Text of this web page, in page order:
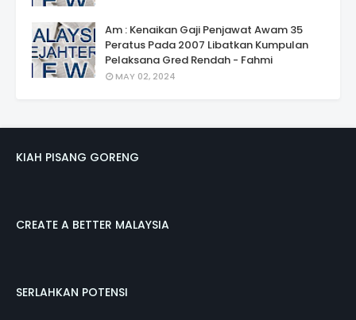
Am : Kenaikan Gaji Penjawat Awam 35
Peratus Pada 2007 Libatkan Kumpulan
Pelaksana Gred Rendah - Fahmi
MAY 02, 2024
KIAH PISANG GORENG
CREATE A BETTER MALAYSIA
SERLAHKAN POTENSI